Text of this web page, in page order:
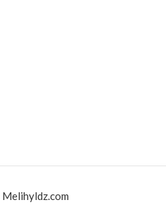
Melihyldz.com